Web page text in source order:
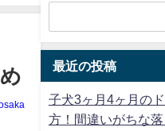
最近の投稿
子犬3ヶ月4ヶ月の
方！間違いがちな